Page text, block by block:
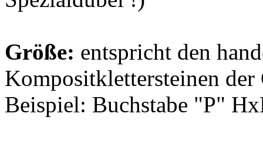
Größe: entspricht den
Kompositklettersteinen der
Beispiel: Buchstabe "P"